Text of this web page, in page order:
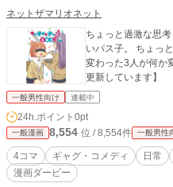
ネットザマリオネット
ちょっと過激な思
いパス子。 ちょっと特
変わった3人が何か変なこ
更新しています】
一般男性向け 連載中
24h.ポイント 0pt
一般漫画 8,554 位 / 8,554件 一般男性
4コマ ギャグ・コメディ 日常
漫画ダービー